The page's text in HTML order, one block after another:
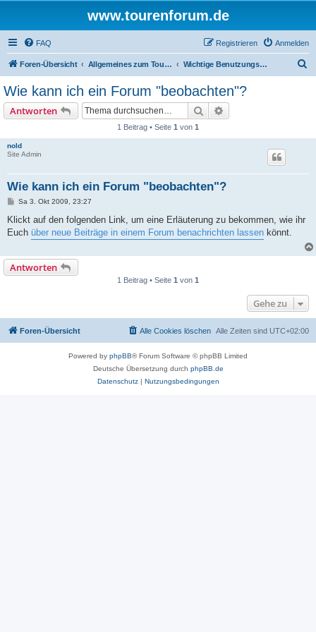
www.tourenforum.de
FAQ Anmelden
Registrieren
Foren-Übersicht Allgemeines zum Tourenforum Wichtige Benutzungshinweise
Wie kann ich ein Forum "beobachten"?
Antworten Suche
1 Beitrag • Seite 1 von 1
nold
Site Admin
Wie kann ich ein Forum "beobachten"?
B
i
r
Sa 3. Okt 2009, 23:27
Klickt auf den folgenden Link, um eine Erläuterung zu bekommen, wie ihr
Euch über neue Beiträge in einem Forum benachrichten lassen könnt.
Antworten
1 Beitrag • Seite 1 von 1
Gehe zu
Foren-Übersicht Alle Zeiten sind UTC+02:00
Alle Cookies löschen
Powered by phpBB® Forum Software © phpBB Limited
Deutsche Übersetzung durch phpBB.de
Datenschutz| Nutzungsbedingungen